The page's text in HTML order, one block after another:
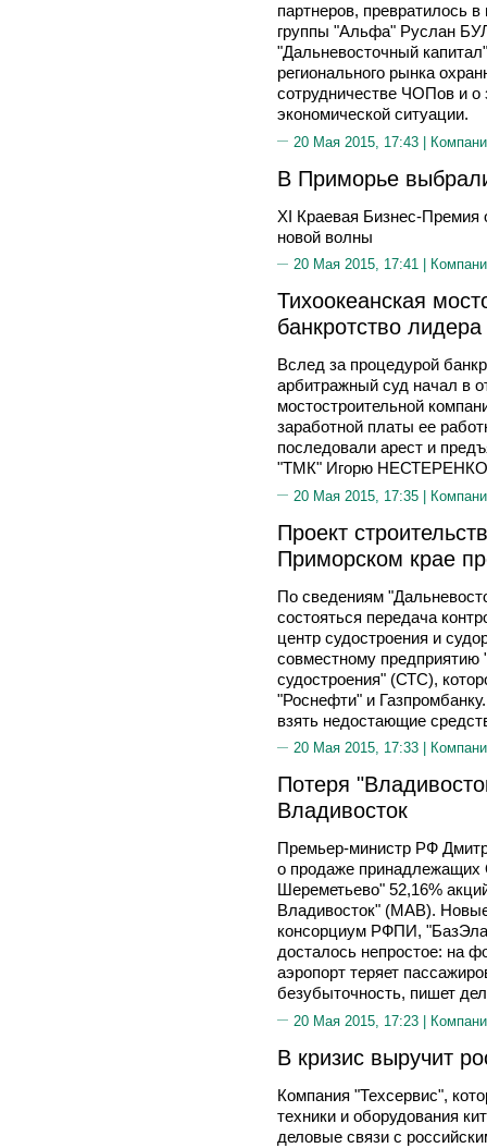
партнеров, превратилось
группы "Альфа" Руслан
"Дальневосточный
регионального рынка
сотрудничестве ЧОПов и о
экономической ситуации.
20 Мая 2015, 17:43 |
В Приморье
XI Краевая Бизнес-Премия
новой волны
20 Мая 2015, 17:41 |
Тихоокеанская
банкротство лидера
Вслед за процедурой
арбитражный суд начал в
мостостроительной
заработной платы ее
последовали арест и
"ТМК" Игорю
20 Мая 2015, 17:35 |
Проект
Приморском крае
По сведениям
состояться передача
центр судостроения и
совместному предприятию
судостроения" (СТС),
"Роснефти" и
взять недостающие
20 Мая 2015, 17:33 |
Потеря
Владивосток
Премьер-министр РФ
о продаже
Шереметьево" 52,16%
Владивосток" (МАВ).
консорциум РФПИ,
досталось непростое: на
аэропорт теряет
безубыточность, пишет
20 Мая 2015, 17:23 |
В кризис выручит
Компания "Техсервис",
техники и оборудования
деловые связи с